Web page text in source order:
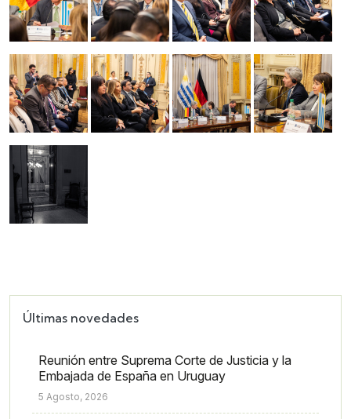
Imagen Imagen Imagen Imagen
Imagen
Últimas novedades
Reunión entre Suprema Corte de Justicia y la
Embajada de España en Uruguay
5 Agosto, 2026